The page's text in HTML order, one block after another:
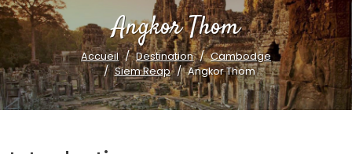
Angkor Thom
Accueil Destination
Cambodge
Siem Reap
Angkor Thom